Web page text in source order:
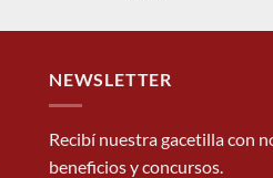
NEWSLETTER
Recibí nuestra gacetilla con
beneficios y concursos.